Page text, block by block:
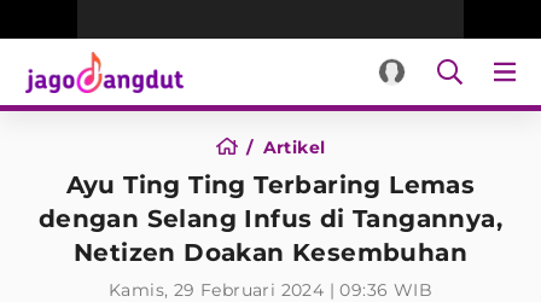
Artikel
Ayu Ting Ting Terbaring Lemas
dengan Selang Infus di Tangannya,
Netizen Doakan Kesembuhan
Kamis, 29 Februari 2024 | 09:36 WIB